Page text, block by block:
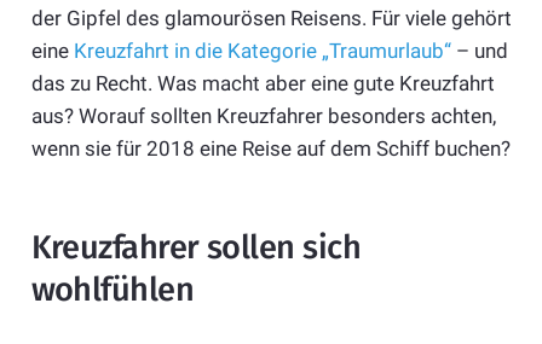
der Gipfel des glamourösen Reisens. Für viele gehört
eine Kreuzfahrt in die Kategorie „Traumurlaub“– und
das zu Recht. Was macht aber eine gute Kreuzfahrt
aus? Worauf sollten Kreuzfahrer besonders achten,
wenn sie für 2018 eine Reise auf dem Schiff buchen?
Kreuzfahrer sollen sich
wohlfühlen